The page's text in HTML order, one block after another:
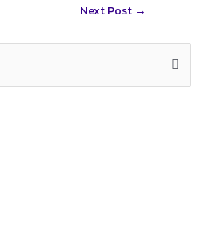
Next Post →